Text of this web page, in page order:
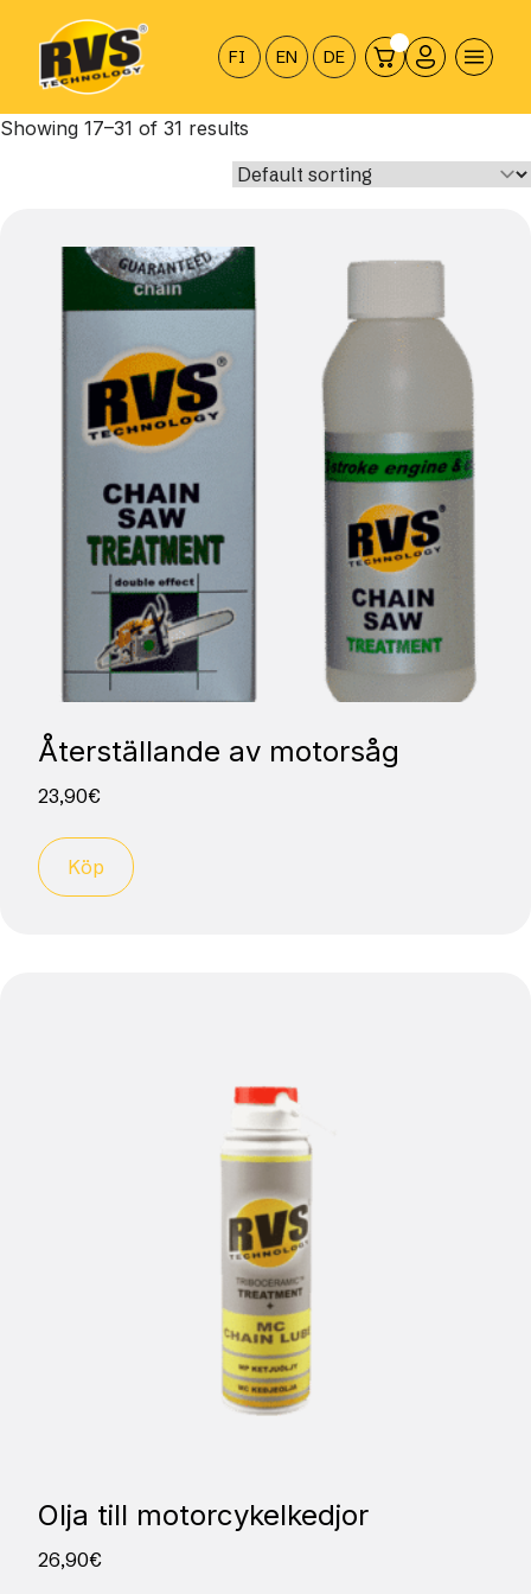
sisältöön
FI EN DE
Showing 17–31 of 31 results
Återställande av motorsåg
23,90€
Köp
Olja till motorcykelkedjor
26,90€